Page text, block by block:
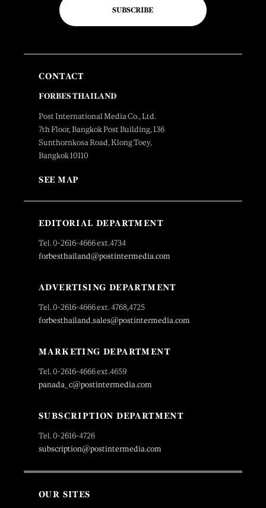
SUBSCRIBE
CONTACT
FORBES THAILAND
Post International Media Co., Ltd.
7th Floor, Bangkok Post Building, 136
Sunthornkosa Road, Klong Toey,
Bangkok 10110
SEE MAP
EDITORIAL DEPARTMENT
Tel. 0-2616-4666 ext.4734
forbesthailand@postintermedia.com
ADVERTISING DEPARTMENT
Tel. 0-2616-4666 ext. 4768,4725
forbesthailand.sales@postintermedia.com
MARKETING DEPARTMENT
Tel. 0-2616-4666 ext.4659
panada_c@postintermedia.com
SUBSCRIPTION DEPARTMENT
Tel. 0-2616-4726
subscription@postintermedia.com
OUR SITES